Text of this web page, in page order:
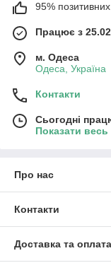
95% позитивних
Працює з
м. Одеса
Одеса, Україна
Контакти
Сьогодні
Показати
Про нас
Контакти
Доставка та оплата